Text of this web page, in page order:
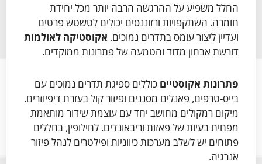
החלל משפיע על ההרגשה הרבה יותר מכל יחידת
חומרה. השתקפויות ורזוננסים יכולים לטשטש פרטים
ועדיין ליצור עומס בתדרים נמוכים. אקוסטיקה לאולמות
דורשת אבחון מדוד והטמעה של פתרונות ממוקדים.
פתרונות אקוסטיים כוללים ספיגת תדרים נמוכים עם
בייס-טרפים, פאנלים מסננים ופיזור קול בעזרת דיפיוזרים.
מיקום רמקולים מחושב יחד עם עוצמת שידור מותאמת
מפחית בעיות של פאזות וריבאונדים. לחילופין, בחללים
פתוחים יש לשלב מערכות כיווניות ופילטרים לנהל פיזור
אנרגיה.